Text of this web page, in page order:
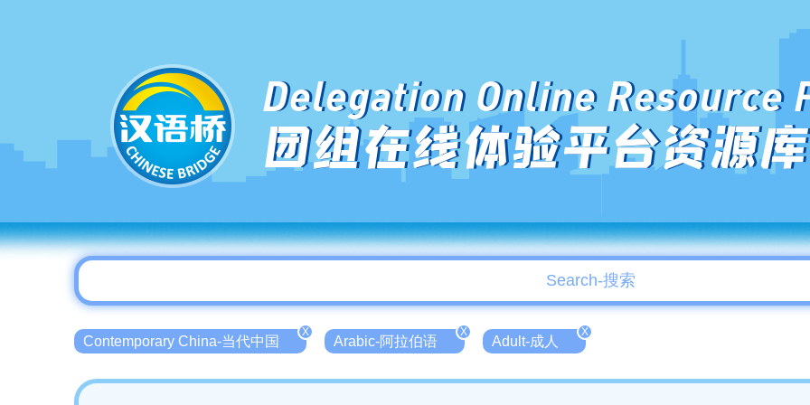
Delegation Online Resource
团组在线体验平台资源库
Contemporary China-当代中国
X
Arabic-阿拉伯语
X
Adult-成人
X